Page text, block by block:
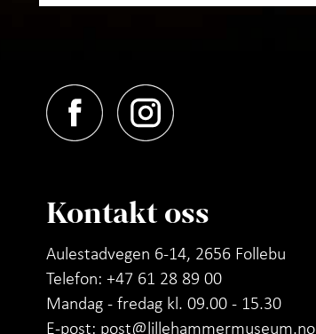
Kontakt oss
Aulestadvegen 6-14, 2656 Follebu
Telefon: +47 61 28 89 00
Mandag - fredag kl. 09.00 - 15.30
E-post: post@lillehammermuseum.no